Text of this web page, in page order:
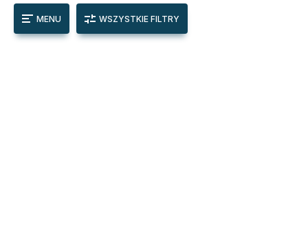
MENU WSZYSTKIE FILTRY